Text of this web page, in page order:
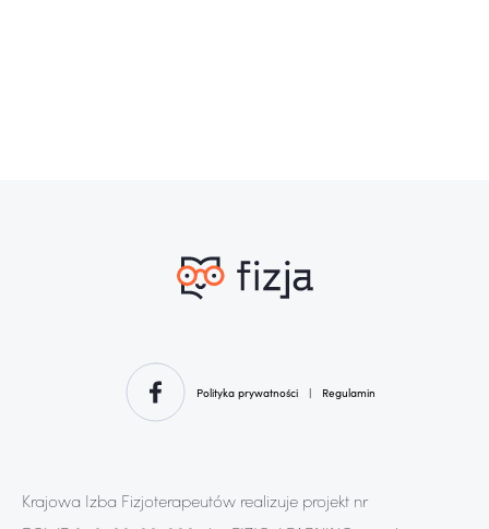
Polityka prywatności | Regulamin
Krajowa Izba Fizjoterapeutów realizuje projekt nr